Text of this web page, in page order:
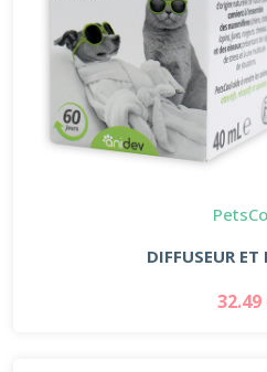
DIFFUSEUR ET
32.49